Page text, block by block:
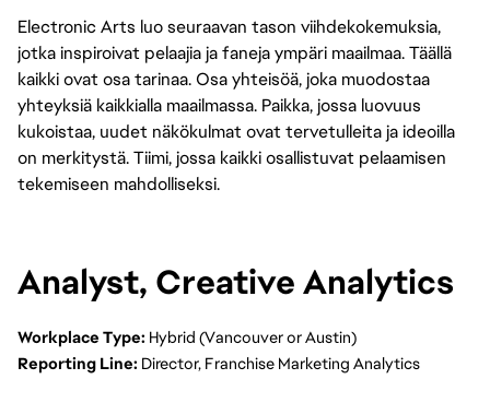
Electronic Arts luo seuraavan tason viihdekokemuksia,
jotka inspiroivat pelaajia ja faneja ympäri maailmaa. Täällä
kaikki ovat osa tarinaa. Osa yhteisöä, joka muodostaa
yhteyksiä kaikkialla maailmassa. Paikka, jossa luovuus
kukoistaa, uudet näkökulmat ovat tervetulleita ja ideoilla
on merkitystä. Tiimi, jossa kaikki osallistuvat pelaamisen
tekemiseen mahdolliseksi.
Analyst, Creative Analytics
Workplace Type: Hybrid (Vancouver or Austin)
Reporting Line: Director, Franchise Marketing Analytics